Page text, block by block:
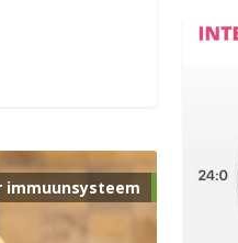
immuunsysteem